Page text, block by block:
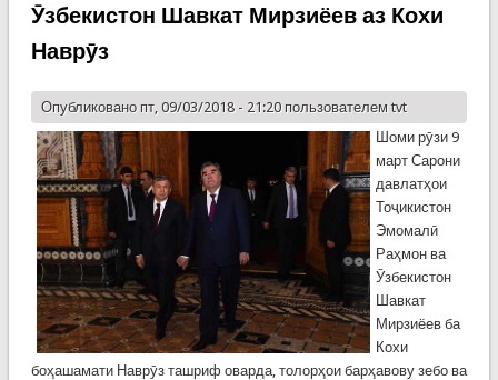
Ӯзбекистон Шавкат Мирзиёев аз Кохи
Наврӯз
Опубликовано пт, 09/03/2018 - 21:20 пользователем tvt
Шоми рӯзи 9
март Сарони
давлатҳои
Тоҷикистон
Эмомалӣ
Раҳмон ва
Ӯзбекистон
Шавкат
Мирзиёев ба
Кохи
боҳашамати Наврӯз ташриф оварда, толорҳои барҳавову зебо ва